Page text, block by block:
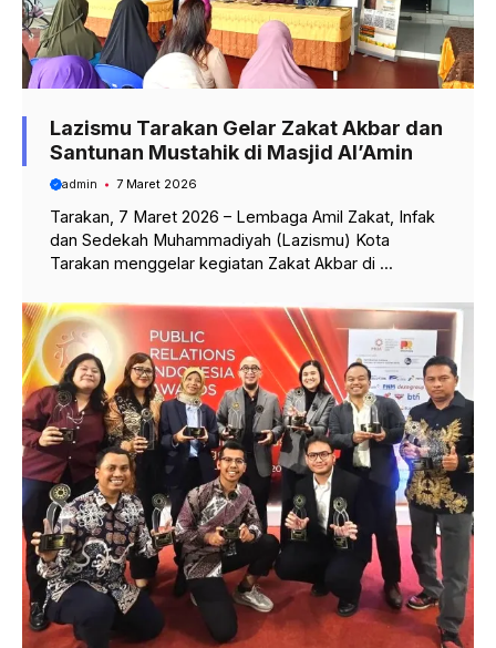
Lazismu Tarakan Gelar Zakat Akbar dan
Santunan Mustahik di Masjid Al’Amin
admin 7 Maret 2026
Tarakan, 7 Maret 2026 – Lembaga Amil Zakat, Infak
dan Sedekah Muhammadiyah (Lazismu) Kota
Tarakan menggelar kegiatan Zakat Akbar di ...